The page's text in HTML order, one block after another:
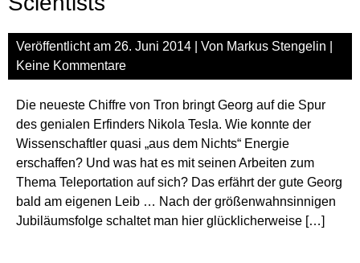
in
Veröffentlicht am 26. Juni 2014 | Von Markus Stengelin
Keine Kommentare
Die neueste Chiffre von Tron bringt Georg auf die Spur
des genialen Erfinders Nikola Tesla. Wie konnte der
Wissenschaftler quasi „aus dem Nichts“ Energie
erschaffen? Und was hat es mit seinen Arbeiten zum
Thema Teleportation auf sich? Das erfährt der gute Georg
bald am eigenen Leib … Nach der größenwahnsinnigen
Jubiläumsfolge schaltet man hier glücklicherweise […]